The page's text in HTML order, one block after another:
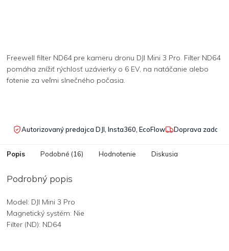
Freewell filter ND64 pre kameru dronu DJI Mini 3 Pro. Filter ND64
pomáha znížiť rýchlosť uzávierky o 6 EV, na natáčanie alebo
fotenie za veľmi slnečného počasia.
Autorizovaný predajca DJI, Insta360, EcoFlow Doprava
Popis Podobné (16) Hodnotenie Diskusia
Podrobný popis
Model: DJI Mini 3 Pro
Magnetický systém: Nie
Filter (ND): ND64